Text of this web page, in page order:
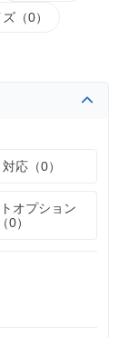
（0）
応（0）
オプション
（0）